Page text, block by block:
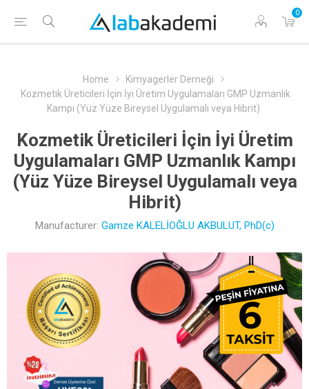
0
Home
Kimyagerler Derneği
Kozmetik Üreticileri İçin İyi Üretim Uygulamaları GMP Uzmanlık
Kampı (Yüz Yüze Bireysel Uygulamalı veya Hibrit)
Kozmetik Üreticileri İçin İyi Üretim
Uygulamaları GMP Uzmanlık Kampı
(Yüz Yüze Bireysel Uygulamalı veya
Hibrit)
Manufacturer: Gamze KALELİOĞLU AKBULUT, PhD(c)